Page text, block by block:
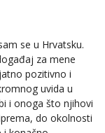
se u Hrvatsku.
za mene
pozitivno i
uvida u
i onoga što njihovi
do okolnosti